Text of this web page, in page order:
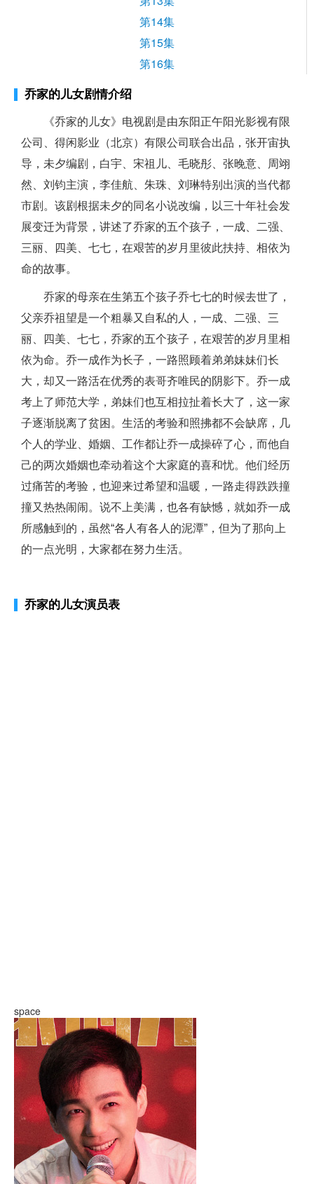
第14集
第15集
第16集
乔家的儿女剧情介绍
《乔家的儿女》电视剧是由东阳正午阳光影视有限
公司、得闲影业（北京）有限公司联合出品，张开宙执
导，未夕编剧，白宇、宋祖儿、毛晓彤、张晚意、周翊
然、刘钧主演，李佳航、朱珠、刘琳特别出演的当代都
市剧。该剧根据未夕的同名小说改编，以三十年社会发
展变迁为背景，讲述了乔家的五个孩子，一成、二强、
三丽、四美、七七，在艰苦的岁月里彼此扶持、相依为
命的故事。
乔家的母亲在生第五个孩子乔七七的时候去世了，
父亲乔祖望是一个粗暴又自私的人，一成、二强、三
丽、四美、七七，乔家的五个孩子，在艰苦的岁月里相
依为命。乔一成作为长子，一路照顾着弟弟妹妹们长
大，却又一路活在优秀的表哥齐唯民的阴影下。乔一成
考上了师范大学，弟妹们也互相拉扯着长大了，这一家
子逐渐脱离了贫困。生活的考验和照拂都不会缺席，几
个人的学业、婚姻、工作都让乔一成操碎了心，而他自
己的两次婚姻也牵动着这个大家庭的喜和忧。他们经历
过痛苦的考验，也迎来过希望和温暖，一路走得跌跌撞
撞又热热闹闹。说不上美满，也各有缺憾，就如乔一成
所感触到的，虽然“各人有各人的泥潭”，但为了那向上
的一点光明，大家都在努力生活。
乔家的儿女演员表
space